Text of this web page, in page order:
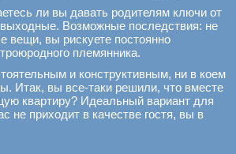
ли вы давать родителям ключи от
Возможные последствия: не
вещи, вы рискуете постоянно
племянника.
и конструктивным, ни в коем
Итак, вы все-таки решили, что вместе
квартиру? Идеальный вариант для
не приходит в качестве гостя, вы в